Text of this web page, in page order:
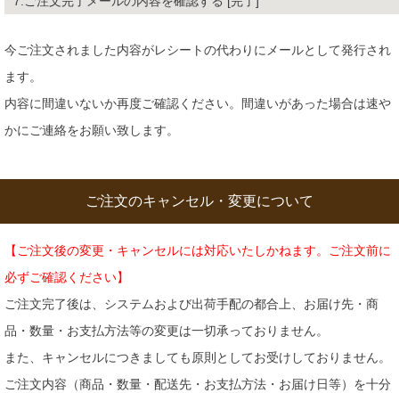
今ご注文されました内容がレシートの代わりにメールとして発行され
ます。
内容に間違いないか再度ご確認ください。間違いがあった場合は速や
かにご連絡をお願い致します。
ご注文のキャンセル・変更について
【ご注文後の変更・キャンセルには対応いたしかねます。ご注文前に
必ずご確認ください】
ご注文完了後は、システムおよび出荷手配の都合上、お届け先・商
品・数量・お支払方法等の変更は一切承っておりません。
また、キャンセルにつきましても原則としてお受けしておりません。
ご注文内容（商品・数量・配送先・お支払方法・お届け日等）を十分